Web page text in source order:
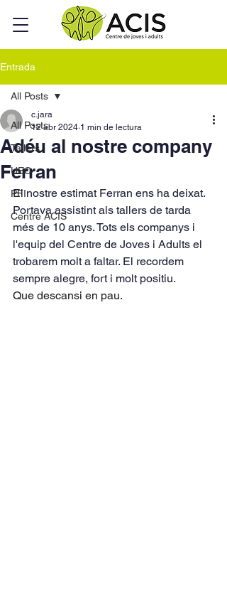
Entrada
All Posts
Tallers
UEC
PFI
Centre ACIS
All Posts
Adéu al nostre company
Ferran
c.jara
12 abr 2024 1 min de lectura
El nostre estimat Ferran ens ha deixat.
Portava assistint als tallers de tarda
més de 10 anys. Tots els companys i
l'equip del Centre de Joves i Adults el
trobarem molt a faltar. El recordem
sempre alegre, fort i molt positiu.
Que descansi en pau.